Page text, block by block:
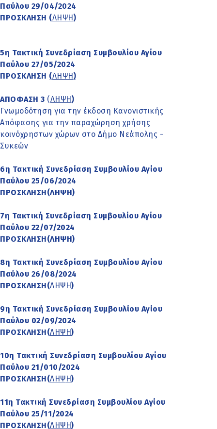
Παύλου 29/04/2024
ΠΡΟΣΚΛΗΣΗ (ΛΗΨΗ )
5η Τακτική Συνεδρίαση Συμβουλίου Αγίου
Παύλου 27/05/2024
ΠΡΟΣΚΛΗΣΗ (ΛΗΨΗ )
ΑΠΟΦΑΣΗ 3 (ΛΗΨΗ )
Γνωμοδότηση για την έκδοση Κανονιστικής
Απόφασης για την παραχώρηση χρήσης
κοινόχρηστων χώρων στο Δήμο Νεάπολης -
Συκεών
6η Τακτική Συνεδρίαση Συμβουλίου Αγίου
Παύλου 25/06/2024
ΠΡΟΣΚΛΗΣΗ(ΛΗΨΗ)
7η Τακτική Συνεδρίαση Συμβουλίου Αγίου
Παύλου 22/07/2024
ΠΡΟΣΚΛΗΣΗ(ΛΗΨΗ)
8η Τακτική Συνεδρίαση Συμβουλίου Αγίου
Παύλου 26/08/2024
ΠΡΟΣΚΛΗΣΗ(ΛΗΨΗ)
9η Τακτική Συνεδρίαση Συμβουλίου Αγίου
Παύλου 02/09/2024
ΠΡΟΣΚΛΗΣΗ(ΛΗΨΗ)
10η Τακτική Συνεδρίαση Συμβουλίου Αγίου
Παύλου 21/010/2024
ΠΡΟΣΚΛΗΣH(ΛΗΨ Η)
11η Τακτική Συνεδρίαση Συμβουλίου Αγίου
Παύλου 25/11/2024
ΠΡΟΣΚΛΗΣH(ΛΗΨΗ)